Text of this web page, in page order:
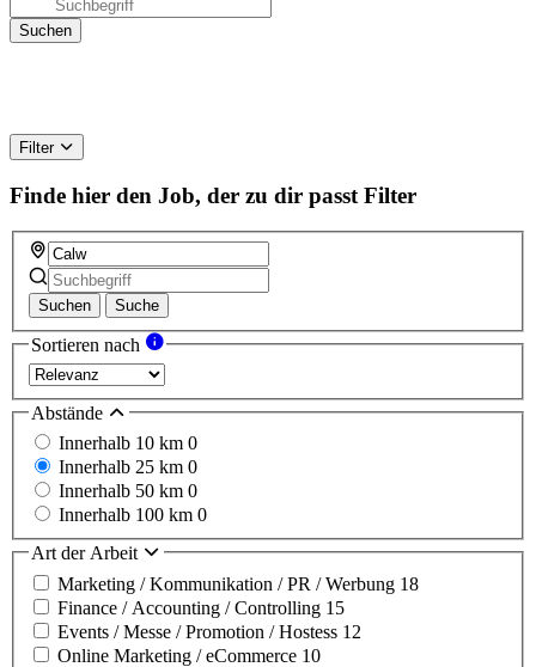
Filter
Finde hier den Job, der zu dir passt Filter
Suchen Suche
Sortieren nach
Abstände
Innerhalb 10 km 0
Innerhalb 25 km 0
Innerhalb 50 km 0
Innerhalb 100 km 0
Art der Arbeit
Marketing / Kommunikation / PR / Werbung 18
Finance / Accounting / Controlling 15
Events / Messe / Promotion / Hostess 12
Online Marketing / eCommerce 10